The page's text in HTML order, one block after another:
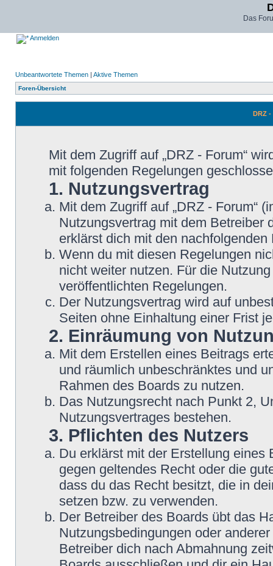
Das
Anmelden
Unbeantwortete Themen | Aktive Themen
Foren-Übersicht
DRZ
Mit dem Zugriff auf „DRZ - Forum“
mit folgenden Regelungen
1. Nutzungsvertrag
Mit dem Zugriff auf „DRZ - Forum“
Nutzungsvertrag mit dem Betreiber
erklärst dich mit den
Wenn du mit diesen Regelungen
nicht weiter nutzen. Für die
veröffentlichten Regelungen.
Der Nutzungsvertrag wird auf
Seiten ohne Einhaltung einer Frist
2. Einräumung von
Mit dem Erstellen eines Beitrags
und räumlich unbeschränktes und
Rahmen des Boards zu nutzen.
Das Nutzungsrecht nach Punkt 2,
Nutzungsvertrages bestehen.
3. Pflichten des Nutzers
Du erklärst mit der Erstellung eines
gegen geltendes Recht oder die
dass du das Recht besitzt, die in
setzen bzw. zu verwenden.
Der Betreiber des Boards übt das
Nutzungsbedingungen oder
Betreiber dich nach Abmahnung